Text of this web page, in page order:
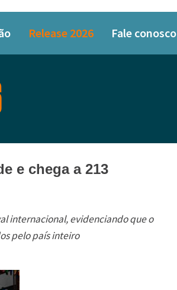
Release 2026 Fale conosco
e chega a 213
internacional, evidenciando que o
pelo país inteiro